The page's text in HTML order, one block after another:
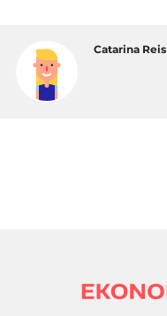
Catarina Reis